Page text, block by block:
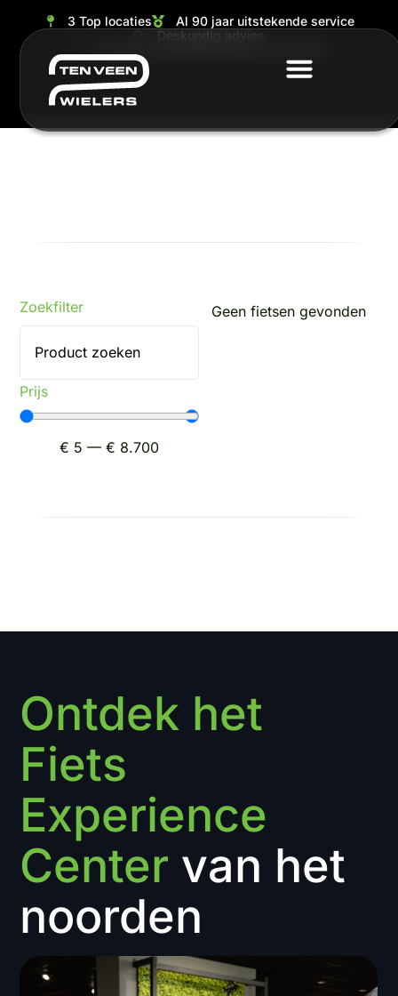
3 Top locaties
Al 90 jaar uitstekende service
Deskundig advies
Zoekfilter
Prijs
€ 5 —€ 8.700
Geen fietsen gevonden
Ontdek het
Fiets
Experience
Center van het
noorden